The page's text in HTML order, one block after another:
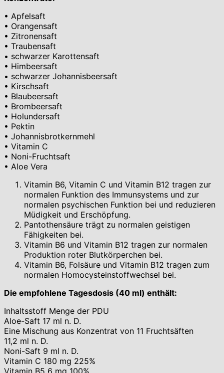
• Apfelsaft
• Orangensaft
• Zitronensaft
• Traubensaft
• schwarzer Karottensaft
• Himbeersaft
• schwarzer Johannisbeersaft
• Kirschsaft
• Blaubeersaft
• Brombeersaft
• Holundersaft
• Pektin
• Johannisbrotkernmehl
• Vitamin C
• Noni-Fruchtsaft
• Aloe Vera
Vitamin B6, Vitamin C und Vitamin B12 tragen zur
normalen Funktion des Immunsystems und zur
normalen psychischen Funktion bei und reduzieren
Müdigkeit und Erschöpfung.
Pantothensäure trägt zu normalen geistigen
Fähigkeiten bei.
Vitamin B6 und Vitamin B12 tragen zur normalen
Produktion roter Blutkörperchen bei.
Vitamin B6, Folsäure und Vitamin B12 tragen zum
normalen Homocysteinstoffwechsel bei.
Die empfohlene Tagesdosis (40 ml) enthält:
Inhaltsstoff Menge der PDU
Aloe-Saft 17 ml n. D.
Eine Mischung aus Konzentrat von 11 Fruchtsäften
11,2 ml n. D.
Noni-Saft 9 ml n. D.
Vitamin C 180 mg 225%